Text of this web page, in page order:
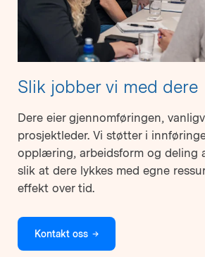
Slik jobber vi med dere
Dere eier gjennomføringen,
prosjektleder. Vi støtter i
opplæring, arbeidsform og deling
slik at dere lykkes med egne
effekt over tid.
Kontakt oss →